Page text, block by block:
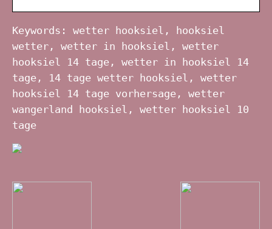
Keywords: wetter hooksiel, hooksiel
wetter, wetter in hooksiel, wetter
hooksiel 14 tage, wetter in hooksiel 14
tage, 14 tage wetter hooksiel, wetter
hooksiel 14 tage vorhersage, wetter
wangerland hooksiel, wetter hooksiel 10
tage